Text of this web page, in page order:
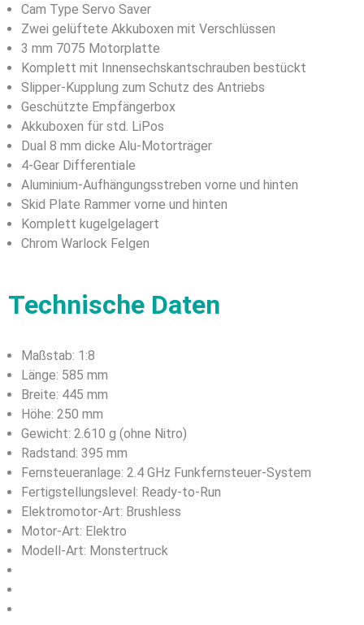
Cam Type Servo Saver
Zwei gelüftete Akkuboxen mit Verschlüssen
3 mm 7075 Motorplatte
Komplett mit Innensechskantschrauben bestückt
Slipper-Kupplung zum Schutz des Antriebs
Geschützte Empfängerbox
Akkuboxen für std. LiPos
Dual 8 mm dicke Alu-Motorträger
4-Gear Differentiale
Aluminium-Aufhängungsstreben vorne und hinten
Skid Plate Rammer vorne und hinten
Komplett kugelgelagert
Chrom Warlock Felgen
Technische Daten
Maßstab: 1:8
Länge: 585 mm
Breite: 445 mm
Höhe: 250 mm
Gewicht: 2.610 g (ohne Nitro)
Radstand: 395 mm
Fernsteueranlage: 2.4 GHz Funkfernsteuer-System
Fertigstellungslevel: Ready-to-Run
Elektromotor-Art: Brushless
Motor-Art: Elektro
Modell-Art: Monstertruck